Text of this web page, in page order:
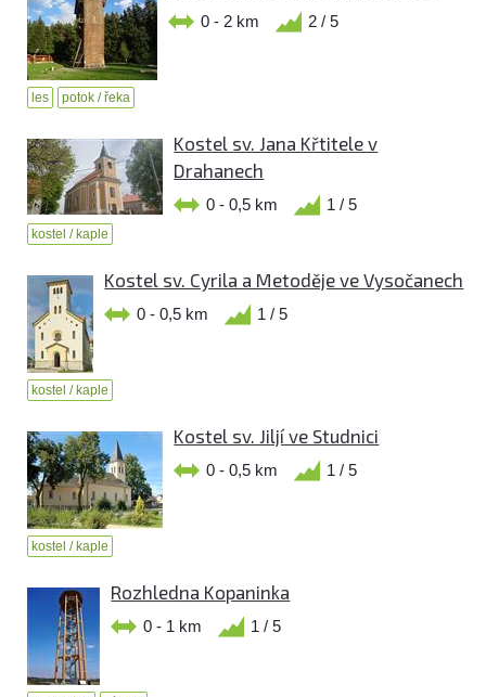
0 - 2 km 2 / 5
les potok / řeka
Kostel sv. Jana Křtitele v
Drahanech
0 - 0,5 km 1 / 5
kostel / kaple
Kostel sv. Cyrila a Metoděje ve Vysočanech
0 - 0,5 km 1 / 5
kostel / kaple
Kostel sv. Jiljí ve Studnici
0 - 0,5 km 1 / 5
kostel / kaple
Rozhledna Kopaninka
0 - 1 km 1 / 5